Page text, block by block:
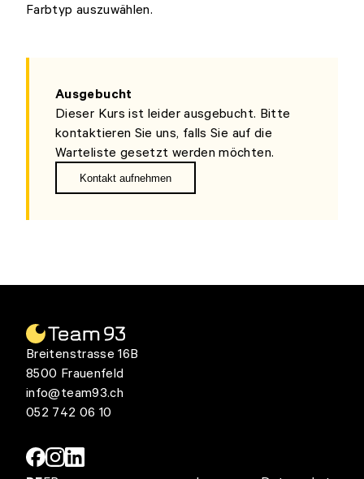
Farbtyp auszuwählen.
Ausgebucht
Dieser Kurs ist leider ausgebucht. Bitte
kontaktieren Sie uns, falls Sie auf die
Warteliste gesetzt werden möchten.
Kontakt aufnehmen
Breitenstrasse 16B
8500 Frauenfeld
info@team93.ch
052 742 06 10